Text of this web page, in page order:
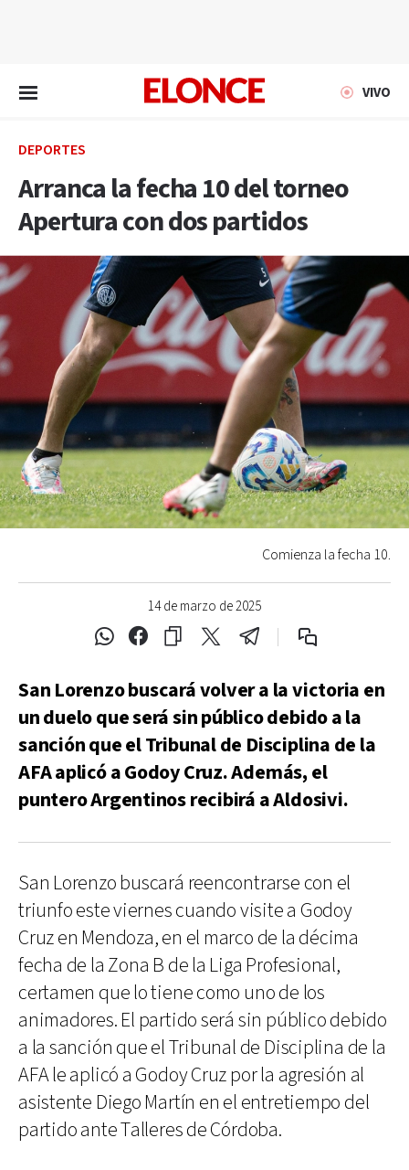
VIVO
DEPORTES
Arranca la fecha 10 del torneo
Apertura con dos partidos
14 de marzo de 2025
Comienza la fecha 10.
San Lorenzo buscará volver a la victoria en
un duelo que será sin público debido a la
sanción que el Tribunal de Disciplina de la
AFA aplicó a Godoy Cruz. Además, el
puntero Argentinos recibirá a Aldosivi.
San Lorenzo buscará reencontrarse con el
triunfo este viernes cuando visite a Godoy
Cruz en Mendoza, en el marco de la décima
fecha de la Zona B de la Liga Profesional,
certamen que lo tiene como uno de los
animadores. El partido será sin público debido
a la sanción que el Tribunal de Disciplina de la
AFA le aplicó a Godoy Cruz por la agresión al
asistente Diego Martín en el entretiempo del
partido ante Talleres de Córdoba.